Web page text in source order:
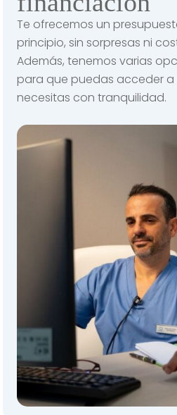
Te ofrecemos un
principio, sin sorpresas ni
Además, tenemos varias
para que puedas acceder
necesitas con tranquilidad.